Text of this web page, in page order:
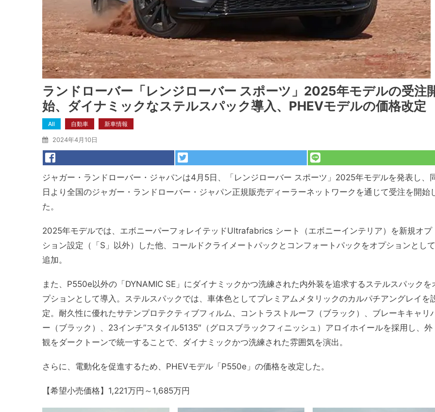
ランドローバー「レンジローバー スポーツ」2025年モデルの受注
始、ダイナミックなステルスパック導入、PHEVモデルの価格改定
All 自動車 新車情報
2024年4月10日
ジャガー・ランドローバー・ジャパンは4月5日、「レンジローバー スポーツ」2025年モデルを発表し、
日より全国のジャガー・ランドローバー・ジャパン正規販売ディーラーネットワークを通じて受注を開始
た。
2025年モデルでは、エボニーパーフォレイテッドUltrafabrics シート（エボニーインテリア）を新規オプ
ション設定（「S」以外）した他、コールドクライメートパックとコンフォートパックをオプションとして
追加。
また、P550e以外の「DYNAMIC SE」にダイナミックかつ洗練された内外装を追求するステルスパックを
プションとして導入。ステルスパックでは、車体色としてプレミアムメタリックのカルパチアングレイを
定。耐久性に優れたサテンプロテクティブフィルム、コントラストルーフ（ブラック）、ブレーキキャリ
ー（ブラック）、23インチ”スタイル5135″（グロスブラックフィニッシュ）アロイホイールを採用し、外
観をダークトーンで統一することで、ダイナミックかつ洗練された雰囲気を演出。
さらに、電動化を促進するため、PHEVモデル「P550e」の価格を改定した。
【希望小売価格】1,221万円～1,685万円